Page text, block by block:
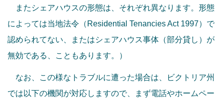
またシェアハウスの形態は、それぞれ異なります。形態
によっては当地法令（Residential Tenancies Act 1997）で
認められてない、またはシェアハウス事体（部分貸し）が
無効である、こともあります。）
なお、この様なトラブルに遭った場合は、ビクトリア州
では以下の機関が対応しますので、まず電話やホームペー